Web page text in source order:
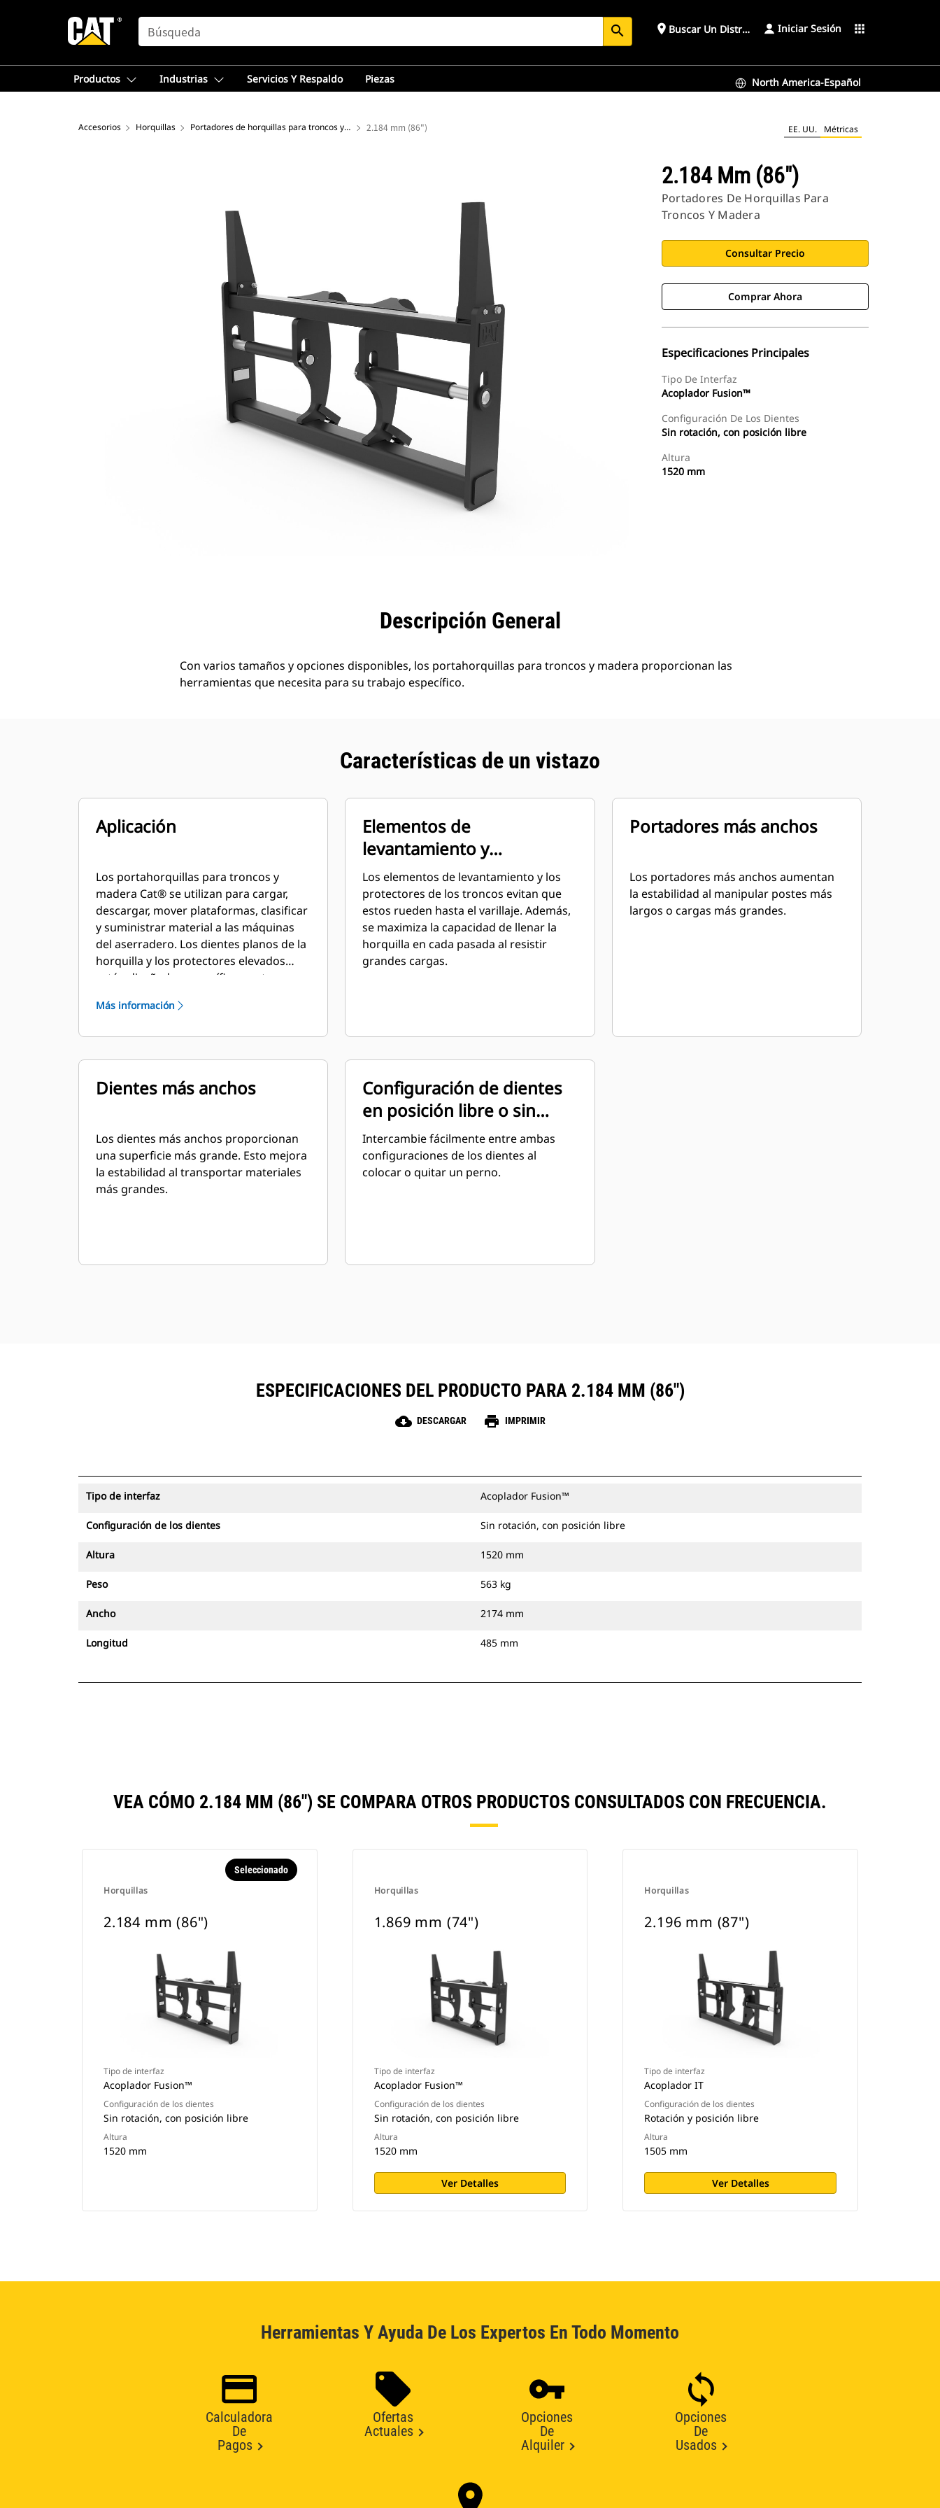
SEARCH search place Buscar Un Distribuidor Iniciar Sesión apps
Productos Industrias Servicios Y Respaldo Piezas North America-Español
Accesorios Horquillas Portadores de horquillas para troncos y madera 2.184 mm (86") EE. UU. Métricas
2.184 Mm (86")
Portadores De Horquillas Para
Troncos Y Madera
Consultar Precio
Comprar Ahora
Especificaciones Principales
Tipo De Interfaz
Acoplador Fusion™
Configuración De Los Dientes
Sin rotación, con posición libre
Altura
1520 mm
Descripción General
Con varios tamaños y opciones disponibles, los portahorquillas para troncos y madera proporcionan las
herramientas que necesita para su trabajo específico.
Características de un vistazo
Aplicación
Los portahorquillas para troncos y
madera Cat® se utilizan para cargar,
descargar, mover plataformas, clasificar
y suministrar material a las máquinas
del aserradero. Los dientes planos de la
horquilla y los protectores elevados
están diseñados específicamente para
sin procesar y madera apilada.
Más información
Elementos de
levantamiento y
protecciones para los
troncos
Los elementos de levantamiento y los
protectores de los troncos evitan que
estos rueden hasta el varillaje. Además,
se maximiza la capacidad de llenar la
horquilla en cada pasada al resistir
grandes cargas.
Portadores más anchos
Los portadores más anchos aumentan
la estabilidad al manipular postes más
largos o cargas más grandes.
Dientes más anchos
Los dientes más anchos proporcionan
una superficie más grande. Esto mejora
la estabilidad al transportar materiales
más grandes.
Configuración de dientes
en posición libre o sin
posición libre
Intercambie fácilmente entre ambas
configuraciones de los dientes al
colocar o quitar un perno.
ESPECIFICACIONES DEL PRODUCTO PARA 2.184 MM (86")
cloud_download DESCARGAR print IMPRIMIR
Tipo de interfaz Acoplador Fusion™
Configuración de los dientes Sin rotación, con posición libre
Altura 1520 mm
Peso 563 kg
Ancho 2174 mm
Longitud 485 mm
VEA CÓMO 2.184 MM (86") SE COMPARA OTROS PRODUCTOS CONSULTADOS CON FRECUENCIA.
Horquillas
Seleccionado
2.184 mm (86")
Tipo de interfaz
Acoplador Fusion™
Configuración de los dientes
Sin rotación, con posición libre
Altura
1520 mm
Horquillas
1.869 mm (74")
Tipo de interfaz
Acoplador Fusion™
Configuración de los dientes
Sin rotación, con posición libre
Altura
1520 mm
Ver Detalles
Horquillas
2.196 mm (87")
Tipo de interfaz
Acoplador IT
Configuración de los dientes
Rotación y posición libre
Altura
1505 mm
Ver Detalles
Herramientas Y Ayuda De Los Expertos En Todo Momento
Calculadora
De
Pagos
Ofertas
Actuales
Opciones
De
Alquiler
Opciones
De
Usados